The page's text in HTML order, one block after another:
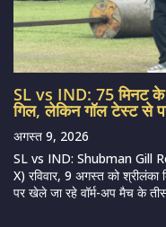
SL vs IND: 75 मिनट
गिल, लेकिन गॉल टेस्ट से
अगस्त 9, 2026
SL vs IND: Shubman Gill
X) रविवार, 9 अगस्त को
पर खेले जा रहे वॉर्म-अप मैच के